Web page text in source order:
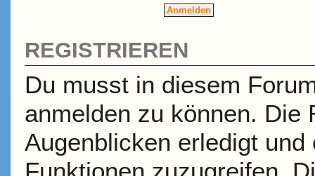
REGISTRIEREN
Du musst in diesem
anmelden zu können. Die
Augenblicken erledigt